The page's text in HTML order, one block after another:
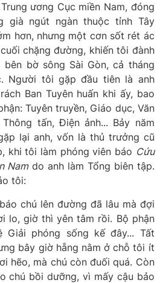
ương Cục miền Nam, đóng
già ngút ngàn thuộc tỉnh Tây
hơn, nhưng một cơn sốt rét ác
chặng đường, khiến tôi đành
bờ sông Sài Gòn, cả tháng
Người tôi gặp đầu tiên là anh
Ban Tuyên huấn khi ấy, bao
Tuyên truyền, Giáo dục, Văn
tấn, Điện ảnh... Bảy năm
lại anh, vốn là thủ trưởng cũ
khi tôi làm phóng viên báo Cứu
Namdo anh làm Tổng biên tập.
tôi:
chú lên đường đã lâu mà đợi
lo, giờ thì yên tâm rồi. Bộ phận
Giải phóng sống kế đây... Tất
bây giờ hẵng nằm ở chỗ tôi ít
hẽo, mà chú còn đuối quá. Còn
chú bồi dưỡng, vì mấy cậu bảo